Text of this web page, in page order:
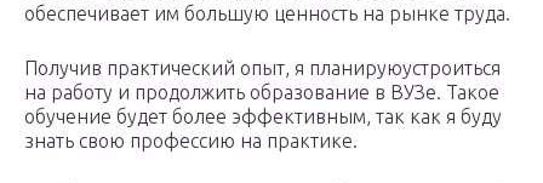
обеспечивает им большую ценность на рынке труда.
Получив практический опыт, я планируюустроиться
на работу и продолжить образование в ВУЗе. Такое
обучение будет более эффективным, так как я буду
знать свою профессию на практике.